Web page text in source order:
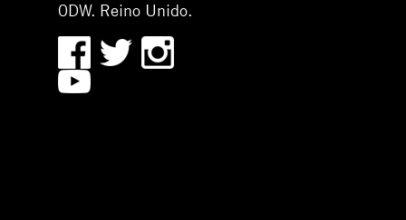
0DW. Reino Unido.